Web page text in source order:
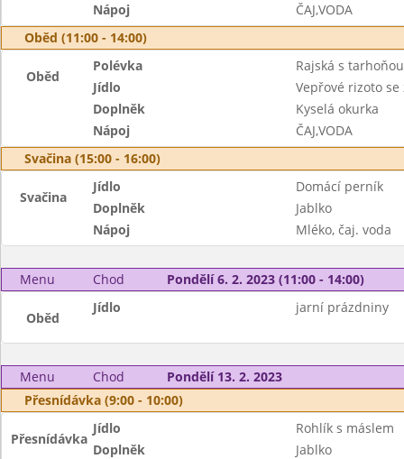
Nápoj
ČAJ,VODA
Oběd (11:00 - 14:00)
Oběd
Polévka
Rajská s tarhoňou
Jídlo
Vepřové rizoto
Doplněk
Kyselá okurka
Nápoj
ČAJ,VODA
Svačina (15:00 - 16:00)
Svačina
Jídlo
Domácí perník
Doplněk
Jablko
Nápoj
Mléko, čaj. voda
Menu Chod Pondělí 6. 2. 2023 (11:00 - 14:00)
Oběd
Jídlo jarní prázdniny
Menu Chod
Pondělí 13. 2. 2023
Přesnídávka (9:00 - 10:00)
Přesnídávka
Jídlo
Rohlík s máslem
Doplněk
Jablko